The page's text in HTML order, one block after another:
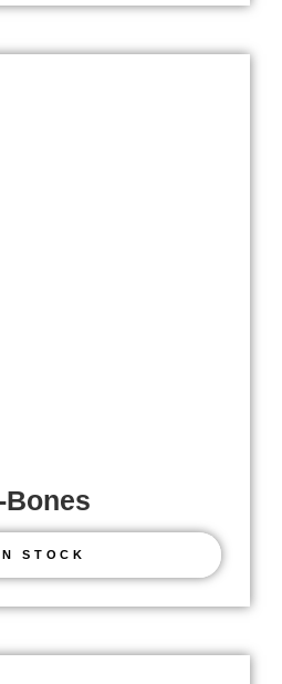
Bones
STOCK